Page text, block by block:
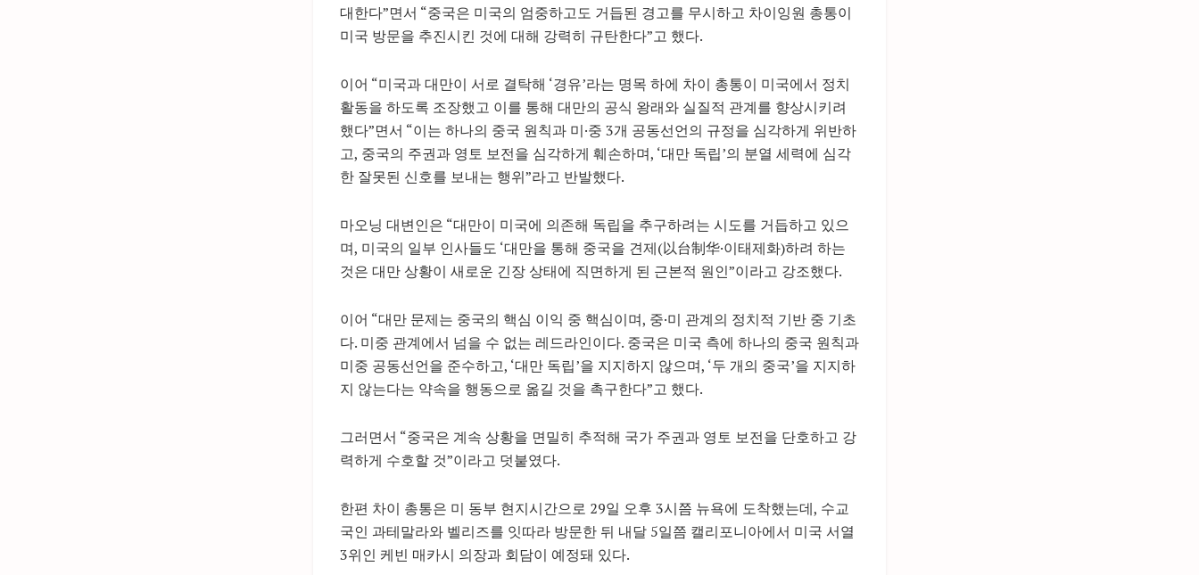
대한다”면서 “중국은 미국의 엄중하고도 거듭된 경고를 무시하고 차이잉원 총통이
미국 방문을 추진시킨 것에 대해 강력히 규탄한다”고 했다.
이어 “미국과 대만이 서로 결탁해 ‘경유’라는 명목 하에 차이 총통이 미국에서 정치
활동을 하도록 조장했고 이를 통해 대만의 공식 왕래와 실질적 관계를 향상시키려
했다”면서 “이는 하나의 중국 원칙과 미·중 3개 공동선언의 규정을 심각하게 위반하
고, 중국의 주권과 영토 보전을 심각하게 훼손하며, ‘대만 독립’의 분열 세력에 심각
한 잘못된 신호를 보내는 행위”라고 반발했다.
마오닝 대변인은 “대만이 미국에 의존해 독립을 추구하려는 시도를 거듭하고 있으
며, 미국의 일부 인사들도 ‘대만을 통해 중국을 견제(以台制华·이태제화)하려 하는
것은 대만 상황이 새로운 긴장 상태에 직면하게 된 근본적 원인”이라고 강조했다.
이어 “대만 문제는 중국의 핵심 이익 중 핵심이며, 중·미 관계의 정치적 기반 중 기초
다. 미중 관계에서 넘을 수 없는 레드라인이다. 중국은 미국 측에 하나의 중국 원칙과
미중 공동선언을 준수하고, ‘대만 독립’을 지지하지 않으며, ‘두 개의 중국’을 지지하
지 않는다는 약속을 행동으로 옮길 것을 촉구한다”고 했다.
그러면서 “중국은 계속 상황을 면밀히 추적해 국가 주권과 영토 보전을 단호하고 강
력하게 수호할 것”이라고 덧붙였다.
한편 차이 총통은 미 동부 현지시간으로 29일 오후 3시쯤 뉴욕에 도착했는데, 수교
국인 과테말라와 벨리즈를 잇따라 방문한 뒤 내달 5일쯤 캘리포니아에서 미국 서열
3위인 케빈 매카시 의장과 회담이 예정돼 있다.